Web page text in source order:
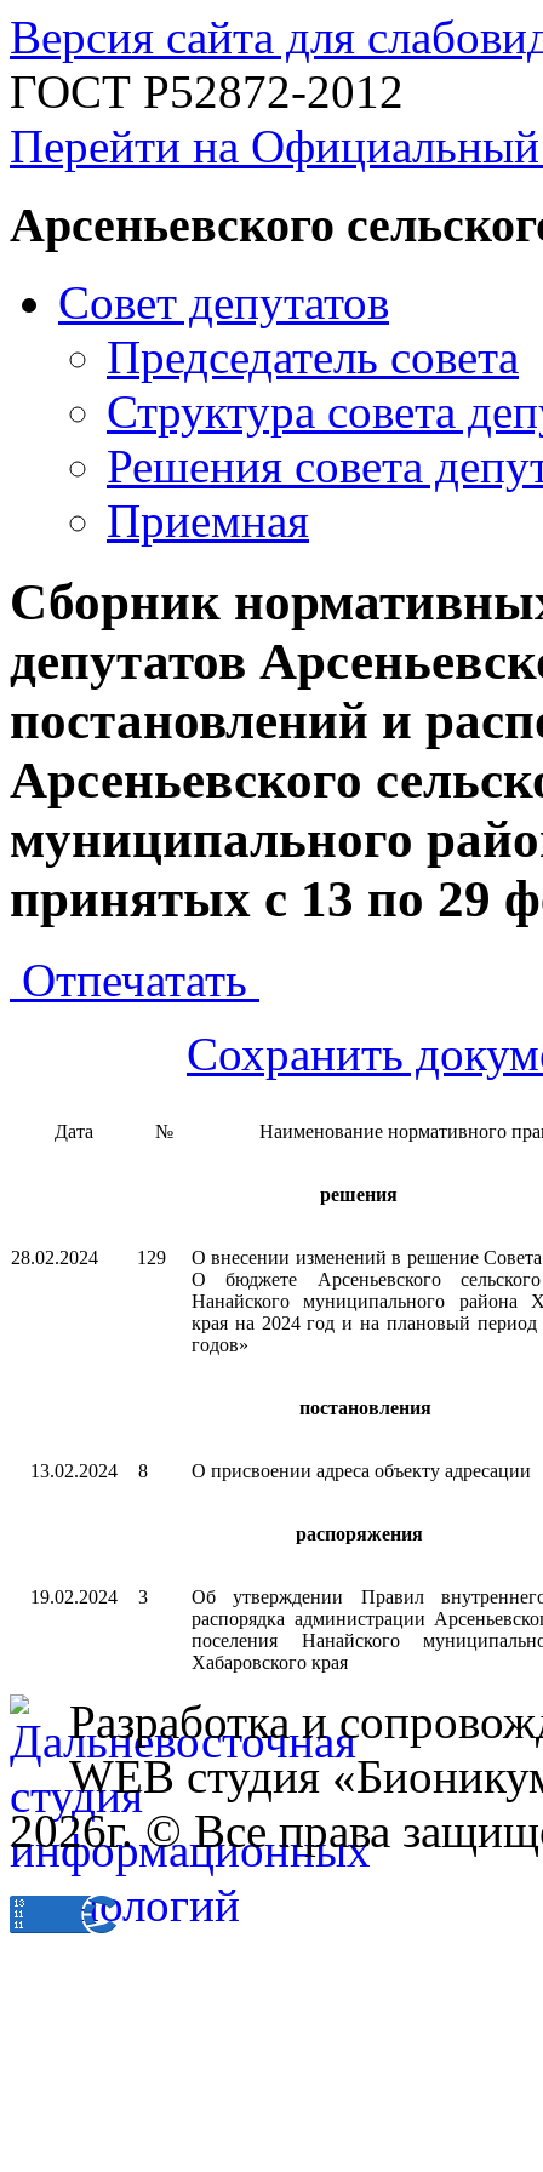
Версия сайта для
ГОСТ Р52872-2012
Перейти на
Арсеньевского
Совет депутатов
Председатель совета
Структура совета
Решения совета
Приемная
Сборник
депутатов
постановлений и
Арсеньевского
муниципального
принятых с 13 по 29
Отпечатать
Сохранить
Дата № Наименование нормативного
решения
28.02.2024 129
О внесении изменений в решение Совета
О бюджете Арсеньевского
Нанайского муниципального района
края на 2024 год и на плановый
годов»
постановления
13.02.2024 8 О присвоении адреса объекту адресации
распоряжения
19.02.2024 3
Об утверждении Правил
распорядка администрации
поселения Нанайского
Хабаровского края
Разработка и
WEB студия
2026г. © Все права